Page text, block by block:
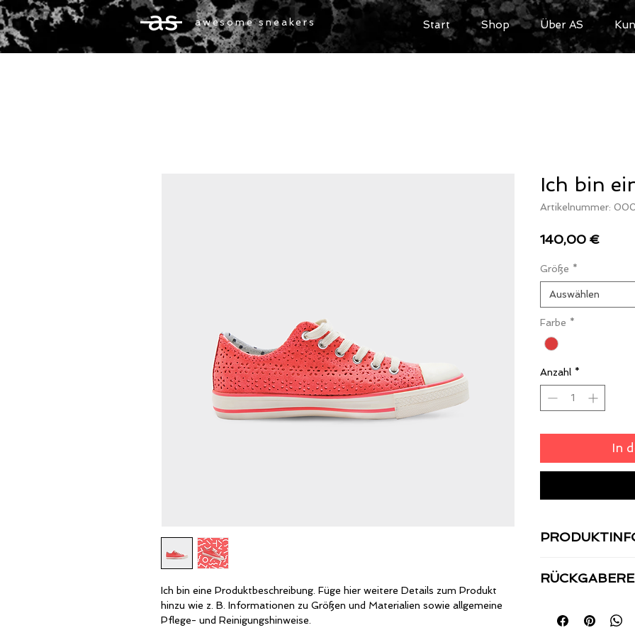
as awesome sneakers Start Shop Über AS
Ich bin eine Produktbeschreibung. Füge hier weitere Details zum Produkt
hinzu wie z. B. Informationen zu Größen und Materialien sowie allgemeine
Pflege- und Reinigungshinweise.
Ich bin
Artikelnummer:
140,00 €Preis
Größe *
Auswählen
Farbe *
Anzahl *
In
hinzu wie z. B.
Versandinfos,
was zu tun ist,